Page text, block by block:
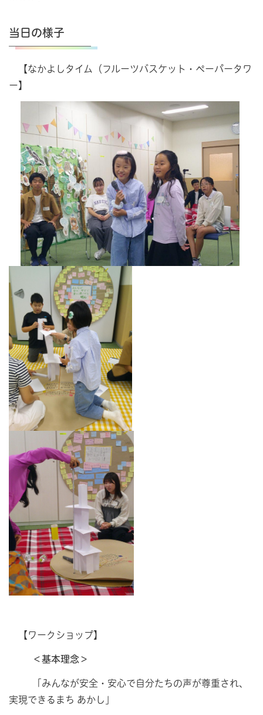
当日の様子
【なかよしタイム（フルーツバスケット・ペーパータワ
ー】
【ワークショップ】
＜基本理念＞
「みんなが安全・安心で自分たちの声が尊重され、
実現できるまち あかし」